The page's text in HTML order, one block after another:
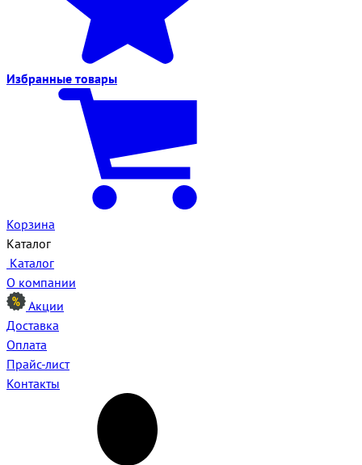
Избранные товары
Корзина
Каталог
Каталог
О компании
Акции
Доставка
Оплата
Прайс-лист
Контакты